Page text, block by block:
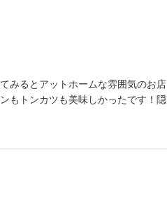
みるとアットホームな雰囲気のお店
もトンカツも美味しかったです！隠